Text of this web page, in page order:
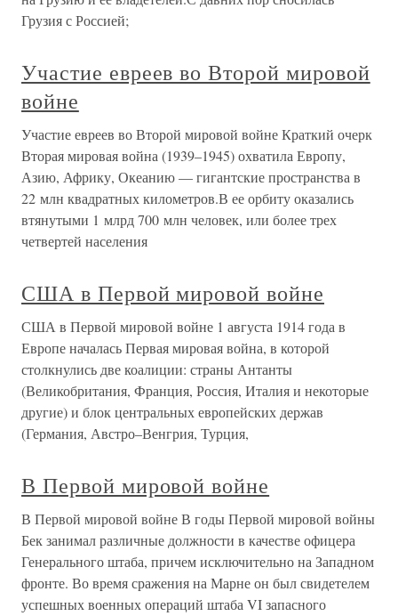
Грузия с Россией;
Участие евреев во Второй мировой
войне
Участие евреев во Второй мировой войне Краткий очерк
Вторая мировая война (1939–1945) охватила Европу,
Азию, Африку, Океанию — гигантские пространства в
22 млн квадратных километров.В ее орбиту оказались
втянутыми 1 млрд 700 млн человек, или более трех
четвертей населения
США в Первой мировой войне
США в Первой мировой войне 1 августа 1914 года в
Европе началась Первая мировая война, в которой
столкнулись две коалиции: страны Антанты
(Великобритания, Франция, Россия, Италия и некоторые
другие) и блок центральных европейских держав
(Германия, Австро–Венгрия, Турция,
В Первой мировой войне
В Первой мировой войне В годы Первой мировой войны
Бек занимал различные должности в качестве офицера
Генерального штаба, причем исключительно на Западном
фронте. Во время сражения на Марне он был свидетелем
успешных военных операций штаба VI запасного